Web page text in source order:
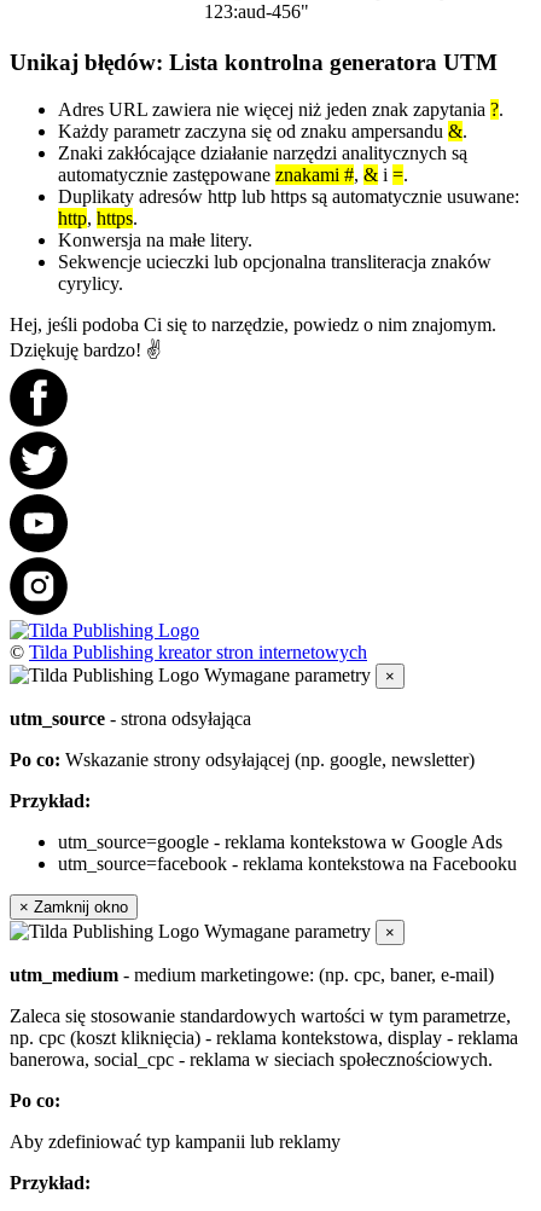
123:aud-456"
Unikaj błędów: Lista kontrolna generatora UTM
Adres URL zawiera nie więcej niż jeden znak zapytania ?.
Każdy parametr zaczyna się od znaku ampersandu &.
Znaki zakłócające działanie narzędzi analitycznych są
automatycznie zastępowane znakami #, & i =.
Duplikaty adresów http lub https są automatycznie usuwane:
http, https.
Konwersja na małe litery.
Sekwencje ucieczki lub opcjonalna transliteracja znaków
cyrylicy.
Hej, jeśli podoba Ci się to narzędzie, powiedz o nim znajomym.
Dziękuję bardzo! ✌️
© Tilda Publishing kreator stron internetowych
Wymagane parametry
×
utm_source - strona odsyłająca
Po co: Wskazanie strony odsyłającej (np. google, newsletter)
Przykład:
utm_source=google - reklama kontekstowa w Google Ads
utm_source=facebook - reklama kontekstowa na Facebooku
× Zamknij okno
Wymagane parametry ×
utm_medium - medium marketingowe: (np. cpc, baner, e-mail)
Zaleca się stosowanie standardowych wartości w tym parametrze,
np. cpc (koszt kliknięcia) - reklama kontekstowa, display - reklama
banerowa, social_cpc - reklama w sieciach społecznościowych.
Po co:
Aby zdefiniować typ kampanii lub reklamy
Przykład: